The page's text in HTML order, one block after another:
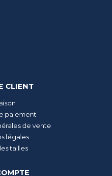
CLIENT
paiement
de vente
légales
tailles